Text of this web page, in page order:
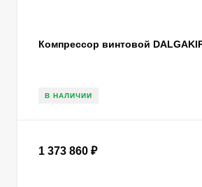
Компрессор винтовой
В НАЛИЧИИ
1 373 860 ₽